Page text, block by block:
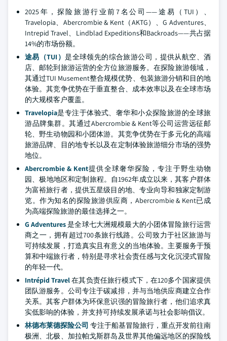
2025年，探险旅游行业前7名公司——途易（TUI）、
Travelopia、Abercrombie & Kent（AKTG）、G Adventures、
Intrepid Travel、Lindblad Expeditions和Backroads——共占据
14%的市场份额。
途易（TUI）是全球领先的综合旅游公司，提供从航空、酒
店、邮轮到旅游运营的全方位旅游服务。在探险旅游领域，
其通过TUI Musement整合规模优势、包装旅游分销和目的地
体验。其竞争优势在于垂直整合、成本效率以及在全球市场
的大规模客户覆盖。
Travelopia是专注于体验式、奢华和小众探险旅游的全球旅
游品牌集群。其通过Abercrombie & Kent等公司运营远征邮
轮、野生动物园和小团体游。其竞争优势在于多元化的高端
旅游品牌、目的地专长以及在定制体验旅游细分市场的强势
地位。
Abercrombie & Kent提供全球奢华探险，专注于野生动物
园、极地地区和定制旅程。自1962年成立以来，其客户群体
为富裕旅行者，提供五星级目的地、专业向导和独家定制游
览。作为知名的探险旅游供应商，Abercrombie & Kent已成
为高端探险旅游的最佳选择之一。
G Adventures是全球七大洲规模最大的小团体冒险旅行运营
商之一，拥有超过700条旅行线路。公司致力于社区旅游与
可持续发展，打造真实且有意义的当地体验。主要服务于预
算和中端旅行者，特别是寻求社会责任感与文化沉浸式冒险
的年轻一代。
Intrépid Travel在其负责任旅行模式下，在120多个国家提供
团队游服务。公司专注于碳减排，并与当地供应商建立合作
关系。其客户群体为环保意识强的冒险旅行者，他们追求真
实低影响的体验，并支持可持续发展承诺与社会影响倡议。
林德布莱德探险公司 专注于船基冒险旅行，重点开发前往南
极洲、北极、加拉帕戈斯群岛及世界其他偏远地区的探险线